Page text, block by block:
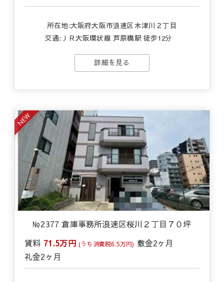
所在地:大阪府大阪市浪速区木津川２丁目
交通: ＪＲ大阪環状線 芦原橋駅 徒歩12分
詳細を見る
NEW
№2377 倉庫事務所浪速区桜川２丁目７０坪
賃料 71.5万円 (うち消費税6.5万円) 敷金2ヶ月
礼金2ヶ月